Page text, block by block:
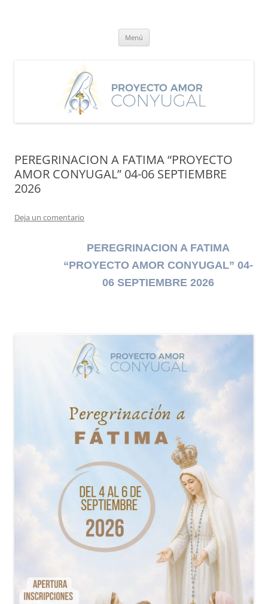
Menú
PEREGRINACION A FATIMA “PROYECTO
AMOR CONYUGAL” 04-06 SEPTIEMBRE
2026
Deja un comentario
PEREGRINACION A FATIMA
“PROYECTO AMOR CONYUGAL” 04-
06 SEPTIEMBRE 2026